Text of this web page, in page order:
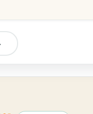
赤ちゃん用備品